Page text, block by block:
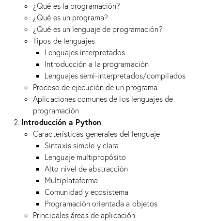
¿Qué es la programación?
¿Qué es un programa?
¿Qué es un lenguaje de programación?
Tipos de lenguajes
Lenguajes interpretados
Introducción a la programación
Lenguajes semi-interpretados/compilados
Proceso de ejecución de un programa
Aplicaciones comunes de los lenguajes de
programación
Introducción a Python
Características generales del lenguaje
Sintaxis simple y clara
Lenguaje multipropósito
Alto nivel de abstracción
Multiplataforma
Comunidad y ecosistema
Programación orientada a objetos
Principales áreas de aplicación